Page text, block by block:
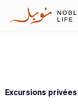
Excursions privées